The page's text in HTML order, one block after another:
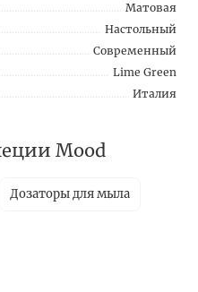
Матовая
Настольный
Современный
Lime Green
Италия
Mood
Дозаторы для мыла